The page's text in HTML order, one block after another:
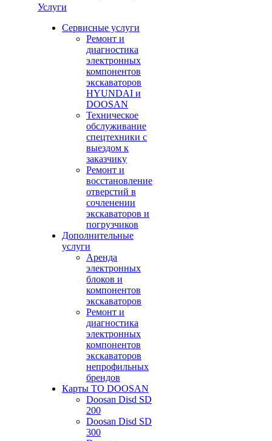
Услуги
Сервисные услуги
Ремонт и
диагностика
электронных
компонентов
экскаваторов
HYUNDAI и
DOOSAN
Техническое
обслуживание
спецтехники с
выездом к
заказчику
Ремонт и
восстановление
отверстий в
сочленении
экскаваторов и
погрузчиков
Дополнительные
услуги
Аренда
электронных
блоков и
компонентов
экскаваторов
Ремонт и
диагностика
электронных
компонентов
экскаваторов
непрофильных
брендов
Карты ТО DOOSAN
Doosan Disd SD
200
Doosan Disd SD
300